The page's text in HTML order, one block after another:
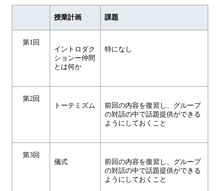
授業計画 課題
第1回
イントロダク
ションー仲間
とは何か
特になし
第2回
トーテミズム
前回の内容を復習し、グループ
の対話の中で話題提供ができる
ようにしておくこと
第3回
儀式
前回の内容を復習し、グループ
の対話の中で話題提供ができる
ようにしておくこと